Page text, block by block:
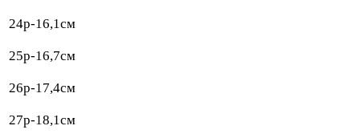
24р-16,1см
25р-16,7см
26р-17,4см
27р-18,1см